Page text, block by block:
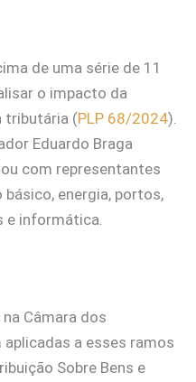
de uma série de 11
o impacto da
tributária (PLP 68/2024).
Eduardo Braga
com representantes
energia, portos,
e informática.
Câmara dos
aplicadas a esses ramos
Sobre Bens e